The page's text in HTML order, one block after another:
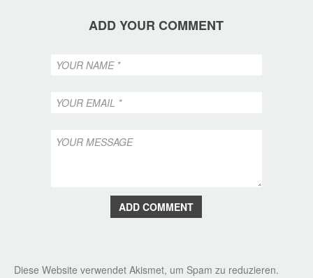
ADD YOUR COMMENT
ADD COMMENT
Diese Website verwendet Akismet, um Spam zu reduzieren.